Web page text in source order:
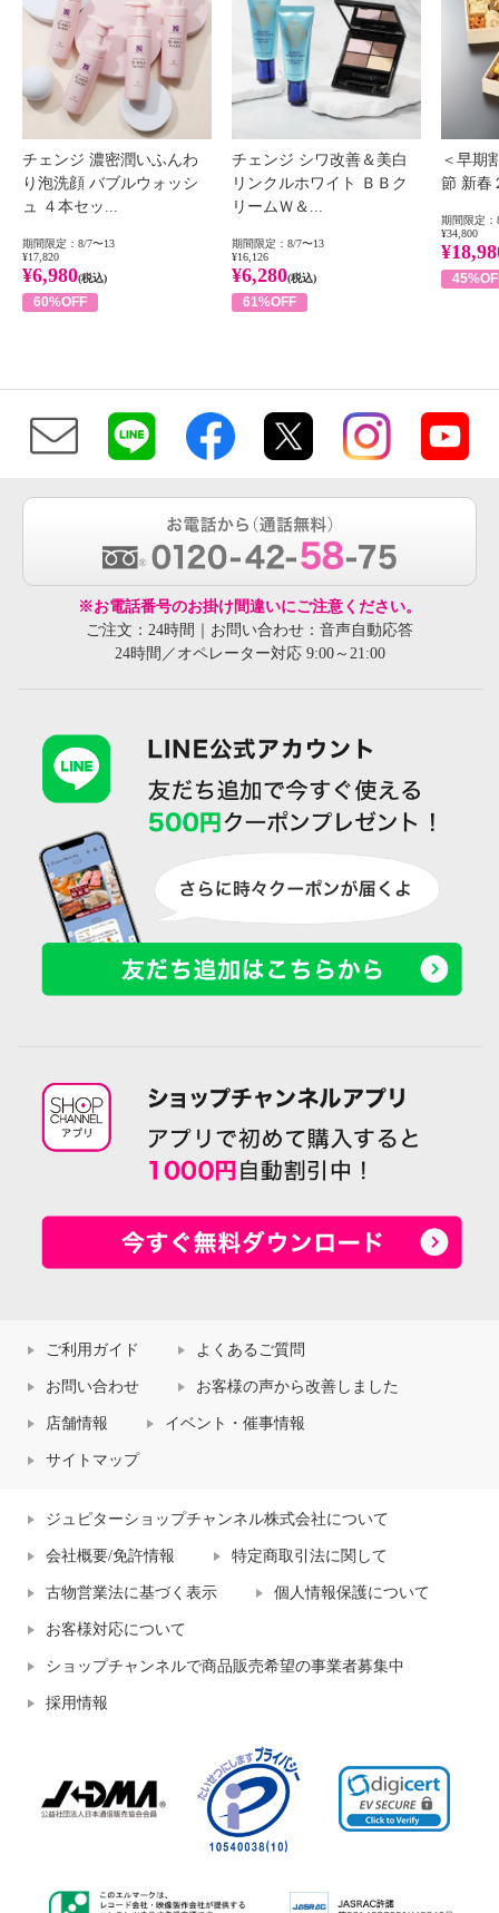
チェンジ 濃密潤いふんわ
り泡洗顔 バブルウォッシ
ュ ４本セッ...
期間限定：8/7〜13
¥17,820
¥6,980(税込)
60%OFF
チェンジ シワ改善＆美白
リンクルホワイト ＢＢク
リームＷ＆...
期間限定：8/7〜13
¥16,126
¥6,280(税込)
61%OFF
＜早期
節 新春
期間限定：
¥34,800
※お電話番号のお掛け間違いにご注意ください。
ご注文：24時間｜お問い合わせ：音声自動応答
24時間／オペレーター対応 9:00～21:00
ご利用ガイド よくあるご質問
お問い合わせ お客様の声から改善しました
店舗情報 イベント・催事情報
サイトマップ
ジュピターショップチャンネル株式会社について
会社概要/免許情報 特定商取引法に関して
古物営業法に基づく表示 個人情報保護について
お客様対応について
ショップチャンネルで商品販売希望の事業者募集中
採用情報